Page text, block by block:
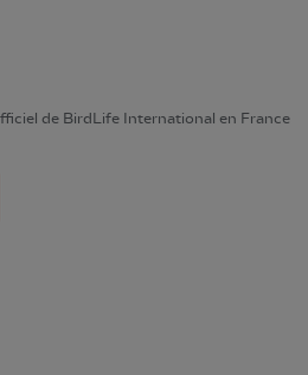
de BirdLife International en France